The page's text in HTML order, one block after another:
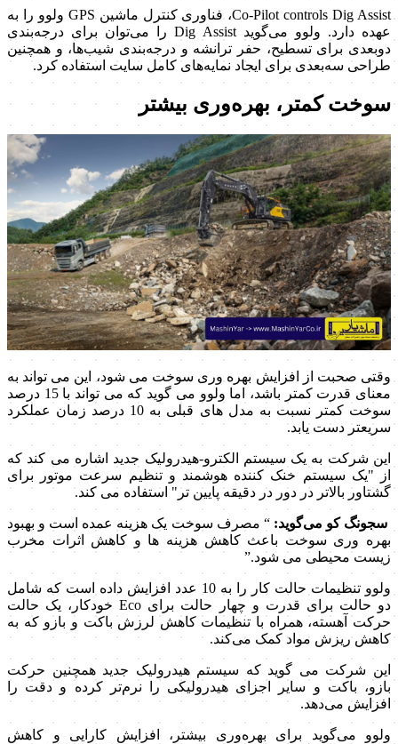
Co-Pilot controls Dig Assist، فناوری کنترل ماشین GPS ولوو را به
عهده دارد. ولوو می‌گوید Dig Assist را می‌توان برای درجه‌بندی
دوبعدی برای تسطیح، حفر ترانشه و درجه‌بندی شیب‌ها، و همچنین
طراحی سه‌بعدی برای ایجاد نمایه‌های کامل سایت استفاده کرد.
سوخت کمتر، بهره‌وری بیشتر
وقتی صحبت از افزایش بهره وری سوخت می شود، این می تواند به
معنای قدرت کمتر باشد، اما ولوو می گوید که می تواند با 15 درصد
سوخت کمتر نسبت به مدل های قبلی به 10 درصد زمان عملکرد
سریعتر دست یابد.
این شرکت به یک سیستم الکترو-هیدرولیک جدید اشاره می کند که
از "یک سیستم خنک کننده هوشمند و تنظیم سرعت موتور برای
گشتاور بالاتر در دور در دقیقه پایین تر" استفاده می کند.
سجونگ کو می‌گوید: “ مصرف سوخت یک هزینه عمده است و بهبود
بهره وری سوخت باعث کاهش هزینه ها و کاهش اثرات مخرب
زیست محیطی می شود.”
ولوو تنظیمات حالت کار را به 10 عدد افزایش داده است که شامل
دو حالت برای قدرت و چهار حالت برای Eco خودکار، یک حالت
حرکت آهسته، همراه با تنظیمات کاهش لرزش باکت و بازو که به
کاهش ریزش مواد کمک می‌کند.
این شرکت می گوید که سیستم هیدرولیک جدید همچنین حرکت
بازو، باکت و سایر اجزای هیدرولیکی را نرم‌تر کرده و دقت را
افزایش می‌دهد.
ولوو می‌گوید برای بهره‌وری بیشتر، افزایش کارایی و کاهش